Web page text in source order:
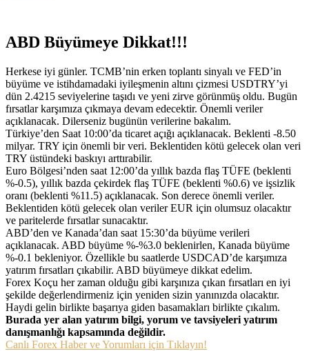
ABD Büyümeye Dikkat!!!
Herkese iyi günler. TCMB’nin erken toplantı sinyalı ve FED’in
büyüme ve istihdamadaki iyileşmenin altını çizmesi USDTRY’yi
dün 2.4215 seviyelerine taşıdı ve yeni zirve görünmüş oldu. Bugün
fırsatlar karşımıza çıkmaya devam edecektir. Önemli veriler
açıklanacak. Dilerseniz bugünün verilerine bakalım.
Türkiye’den Saat 10:00’da ticaret açığı açıklanacak. Beklenti -8.50
milyar. TRY için önemli bir veri. Beklentiden kötü gelecek olan veri
TRY üstündeki baskıyı arttırabilir.
Euro Bölgesi’nden saat 12:00’da yıllık bazda flaş TÜFE (beklenti
%-0.5), yıllık bazda çekirdek flaş TÜFE (beklenti %0.6) ve işsizlik
oranı (beklenti %11.5) açıklanacak. Son derece önemli veriler.
Beklentiden kötü gelecek olan veriler EUR için olumsuz olacaktır
ve paritelerde fırsatlar sunacaktır.
ABD’den ve Kanada’dan saat 15:30’da büyüme verileri
açıklanacak. ABD büyüme %-%3.0 beklenirlen, Kanada büyüme
%-0.1 bekleniyor. Özellikle bu saatlerde USDCAD’de karşımıza
yatırım fırsatları çıkabilir. ABD büyümeye dikkat edelim.
Forex Koçu her zaman olduğu gibi karşınıza çıkan fırsatları en iyi
şekilde değerlendirmeniz için yeniden sizin yanınızda olacaktır.
Haydi gelin birlikte başarıya giden basamakları birlikte çıkalım.
Burada yer alan yatırım bilgi, yorum ve tavsiyeleri yatırım
danışmanlığı kapsamında değildir.
Canlı Forex Haber ve Yorumları için Tıklayın!